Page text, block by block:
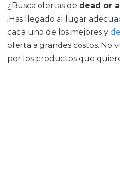
¿Busca ofertas de dead or
¡Has llegado al lugar
cada uno de los mejores y
oferta a grandes costos. No
por los productos que